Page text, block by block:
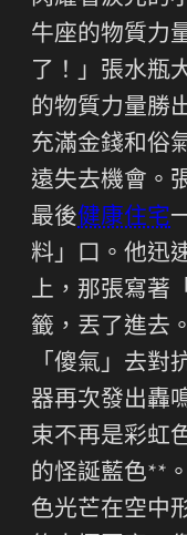
牛座的物質力
了！」張水瓶
的物質力量勝
充滿金錢和俗
遠失去機會。
最後健康住宅
料」口。他迅
上，那張寫著
籤，丟了進去
「傻氣」去對
器再次發出轟
束不再是彩虹
的怪誕藍色**
色光芒在空中